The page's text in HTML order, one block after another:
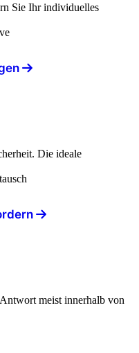
Sie Ihr individuelles
Die ideale
meist innerhalb von